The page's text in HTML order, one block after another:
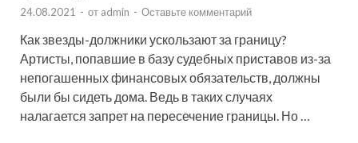
24.08.2021 - от admin - Оставьте комментарий
Как звезды-должники ускользают за границу?
Артисты, попавшие в базу судебных приставов из-за
непогашенных финансовых обязательств, должны
были бы сидеть дома. Ведь в таких случаях
налагается запрет на пересечение границы. Но …